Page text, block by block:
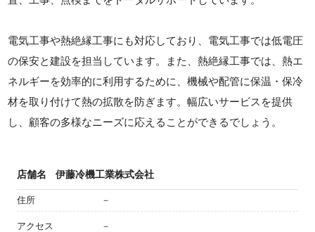
電気工事や熱絶縁工事にも対応しており、電気工事では低電圧
の保安と建設を担当しています。また、熱絶縁工事では、熱エ
ネルギーを効率的に利用するために、機械や配管に保温・保冷
材を取り付けて熱の拡散を防ぎます。幅広いサービスを提供
し、顧客の多様なニーズに応えることができるでしょう。
店舗名 伊藤冷機工業株式会社
住所 －
アクセス －